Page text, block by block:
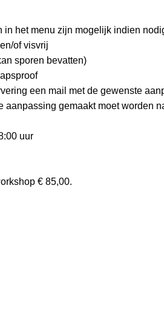
in het menu zijn mogelijk indien
of visvrij
sporen bevatten)
een mail met de gewenste
aanpassing gemaakt moet worden
uur
€ 85,00.